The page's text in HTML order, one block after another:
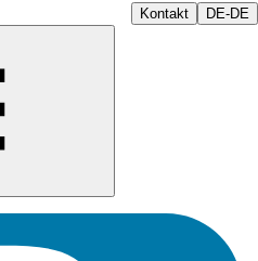
Kontakt DE-DE